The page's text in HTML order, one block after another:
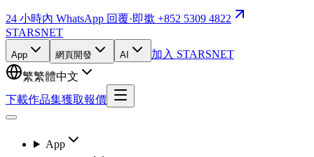
24 小時內 WhatsApp 回覆·即撳 +852 5309 4822
STARSNET
App 網頁開發 AI
加入 STARSNET
繁繁體中文
下載作品集獲取報價
App